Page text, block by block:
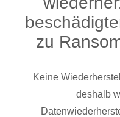
zu
Keine
deshalb